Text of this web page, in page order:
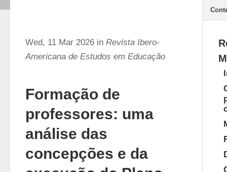
Wed, 11 Mar 2026 in Revista Ibero-
Americana de Estudos em Educação
Formação de
professores: uma
análise das
concepções e da